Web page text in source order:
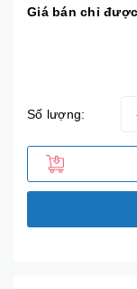
Giá bán chỉ
Số lượng: